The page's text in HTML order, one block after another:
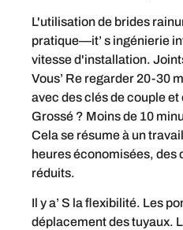
L'utilisation de brides
pratique—it’ s ingénierie
vitesse d'installation.
Vous’ Re regarder 20-30
avec des clés de couple
Grossé ? Moins de 10
Cela se résume à un
heures économisées,
réduits.
Il y a’ S la flexibilité. Les
déplacement des tuyaux.